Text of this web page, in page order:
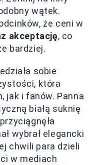
wątek.
że ceni w
akceptację, co
bardziej.
sobie
która
jak i fanów. Panna
białą suknię
wybrał elegancki
chwili para dzieli
w mediach